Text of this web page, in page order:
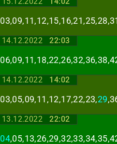
14.12.2022 22:03
14.12.2022 14:02
03,05,09,11,12,17,22,23,29
13.12.2022 22:02
04